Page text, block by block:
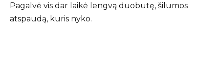
Pagalvė vis dar laikė lengvą duobutę, šilumos
atspaudą, kuris nyko.